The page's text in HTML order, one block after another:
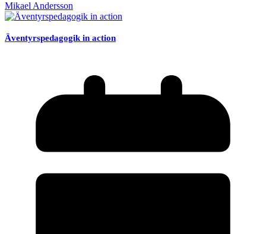
Mikael Andersson
Äventyrspedagogik in action